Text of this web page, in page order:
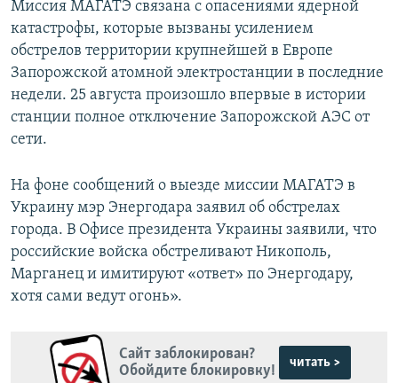
Миссия МАГАТЭ связана с опасениями ядерной
катастрофы, которые вызваны усилением
обстрелов территории крупнейшей в Европе
Запорожской атомной электростанции в последние
недели. 25 августа произошло впервые в истории
станции полное отключение Запорожской АЭС от
сети.
На фоне сообщений о выезде миссии МАГАТЭ в
Украину мэр Энергодара заявил об обстрелах
города. В Офисе президента Украины заявили, что
российские войска обстреливают Никополь,
Марганец и имитируют «ответ» по Энергодару,
хотя сами ведут огонь».
Сайт заблокирован?
Обойдите блокировку!
читать >